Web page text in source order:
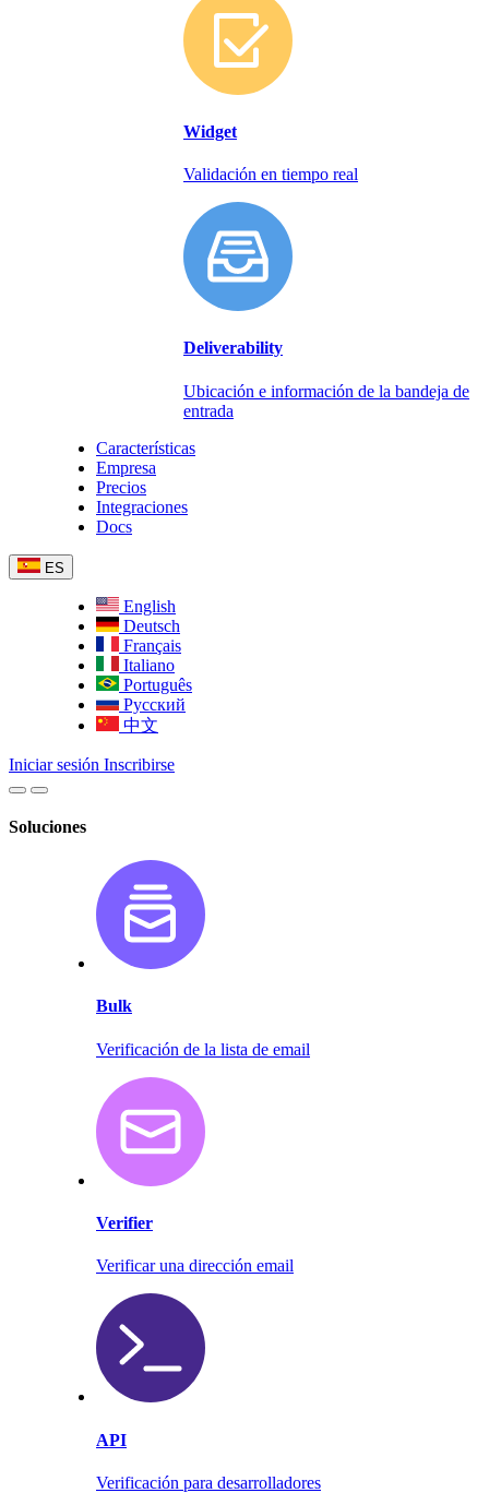
Widget
Validación en tiempo real
Deliverability
Ubicación e información de la bandeja de
entrada
Características
Empresa
Precios
Integraciones
Docs
ES
English
Deutsch
Français
Italiano
Português
Русский
中文
Iniciar sesión Inscribirse
Soluciones
Bulk
Verificación de la lista de email
Verifier
Verificar una dirección email
API
Verificación para desarrolladores